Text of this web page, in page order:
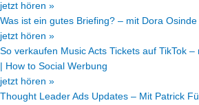
jetzt hören »
Was ist ein gutes Briefing? – mit Dora
jetzt hören »
So verkaufen Music Acts Tickets auf TikTok
| How to Social Werbung
jetzt hören »
Thought Leader Ads Updates – Mit Patrick